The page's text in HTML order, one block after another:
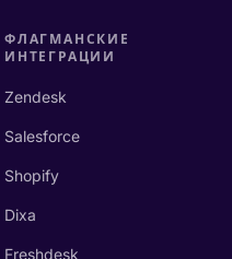
ФЛАГМАНСКИЕ
ИНТЕГРАЦИИ
Zendesk
Salesforce
Shopify
Dixa
Freshdesk